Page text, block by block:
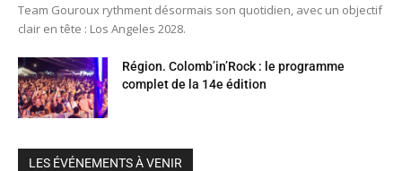
Team Gouroux rythment désormais son quotidien, avec un objectif
clair en tête : Los Angeles 2028.
Région. Colomb’in’Rock : le programme
complet de la 14e édition
LES ÉVÉNEMENTS À VENIR